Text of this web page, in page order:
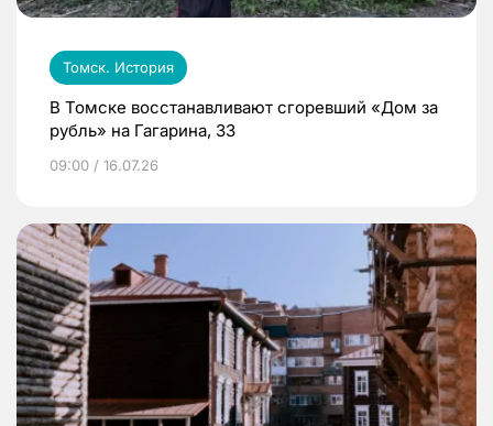
Томск. История
В Томске восстанавливают сгоревший «Дом за
рубль» на Гагарина, 33
09:00 / 16.07.26